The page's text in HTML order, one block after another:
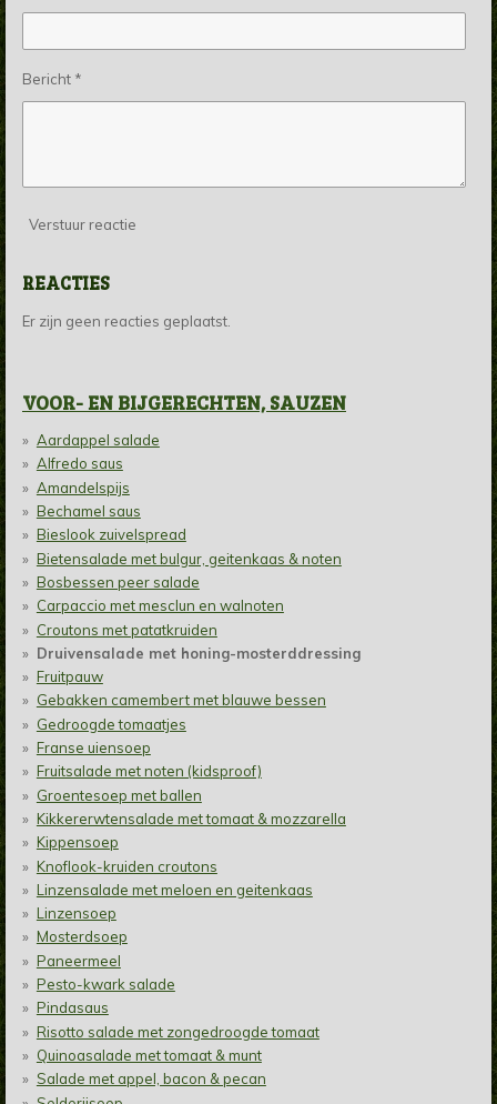
Bericht *
Verstuur reactie
REACTIES
Er zijn geen reacties geplaatst.
VOOR- EN BIJGERECHTEN, SAUZEN
Aardappel salade
Alfredo saus
Amandelspijs
Bechamel saus
Bieslook zuivelspread
Bietensalade met bulgur, geitenkaas & noten
Bosbessen peer salade
Carpaccio met mesclun en walnoten
Croutons met patatkruiden
Druivensalade met honing-mosterddressing
Fruitpauw
Gebakken camembert met blauwe bessen
Gedroogde tomaatjes
Franse uiensoep
Fruitsalade met noten (kidsproof)
Groentesoep met ballen
Kikkererwtensalade met tomaat & mozzarella
Kippensoep
Knoflook-kruiden croutons
Linzensalade met meloen en geitenkaas
Linzensoep
Mosterdsoep
Paneermeel
Pesto-kwark salade
Pindasaus
Risotto salade met zongedroogde tomaat
Quinoasalade met tomaat & munt
Salade met appel, bacon & pecan